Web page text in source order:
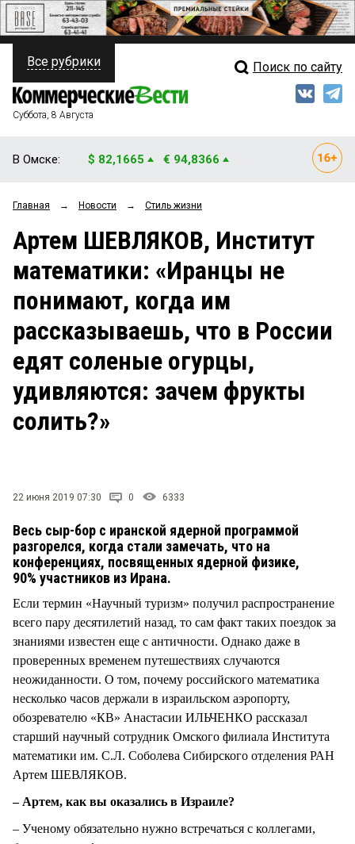
ПОЛИТИКА
ФИНАНСЫ
ОБЩЕСТВО
ЗАКОН
НОВОСТИ КОМПАНИЙ
СТИЛЬ ЖИЗНИ
Свежий выпуск
Рейтинги
Блоги
Архив
Все рубрики Поиск по сайту
Суббота, 8 Августа
В Омске: $ 82,1665 € 94,8366
Главная → Новости → Стиль жизни
Артем ШЕВЛЯКОВ, Институт
математики: «Иранцы не
понимают, когда им
рассказываешь, что в России
едят соленые огурцы,
удивляются: зачем фрукты
солить?»
22 июня 2019 07:30 0 6333
Весь сыр-бор с иранской ядерной программой
разгорелся, когда стали замечать, что на
конференциях, посвященных ядерной физике,
90% участников из Ирана.
Если термин «Научный туризм» получил распространение
всего пару десятилетий назад, то сам факт таких поездок за
знаниями известен еще с античности. Однако даже в
проверенных временем путешествиях случаются
неожиданности. О том, почему российского математика
несколько часов держали в израильском аэропорту,
обозревателю «КВ» Анастасии ИЛЬЧЕНКО рассказал
старший научный сотрудник Омского филиала Института
математики им. С.Л. Соболева Сибирского отделения РАН
Артем ШЕВЛЯКОВ.
– Артем, как вы оказались в Израиле?
– Ученому обязательно нужно встречаться с коллегами,